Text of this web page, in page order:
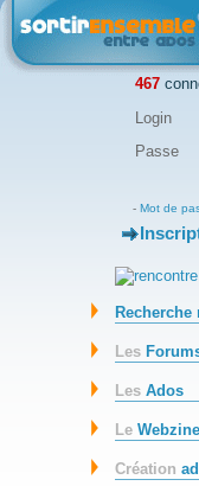
467
Login
Passe
- Mot de
-
Recherche
Les
LesAdos
LeWebzine
Création